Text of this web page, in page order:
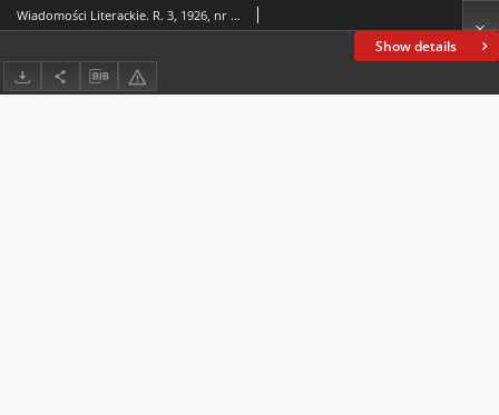
Show details
Wiadomości Literackie. R. 3, 1926, nr 18 (122), 2 V